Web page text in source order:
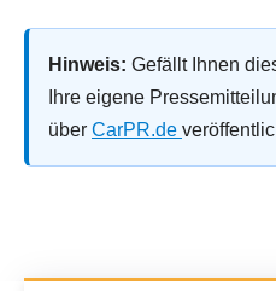
Hinweis: Gefällt Ihnen
Ihre eigene
über CarPR.de